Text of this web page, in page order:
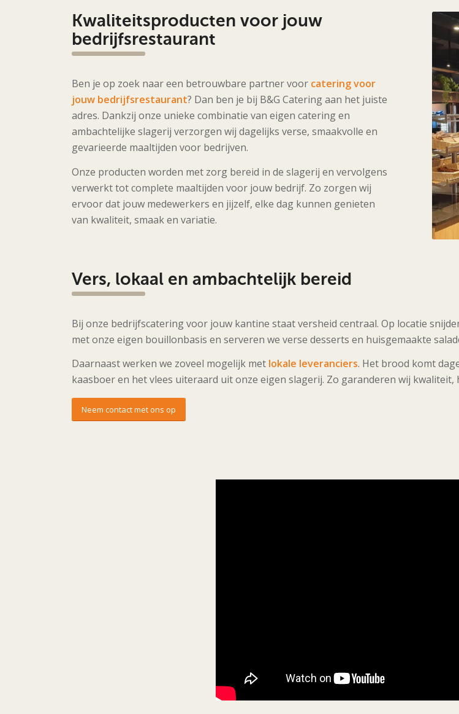
Kwaliteitsproducten voor jouw
bedrijfsrestaurant
Ben je op zoek naar een betrouwbare partner voor catering voor
jouw bedrijfsrestaurant? Dan ben je bij B&G Catering aan het juiste
adres. Dankzij onze unieke combinatie van eigen catering en
ambachtelijke slagerij verzorgen wij dagelijks verse, smaakvolle en
gevarieerde maaltijden voor bedrijven.
Onze producten worden met zorg bereid in de slagerij en vervolgens
verwerkt tot complete maaltijden voor jouw bedrijf. Zo zorgen wij
ervoor dat jouw medewerkers en jijzelf, elke dag kunnen genieten
van kwaliteit, smaak en variatie.
Vers, lokaal en ambachtelijk bereid
Bij onze bedrijfscatering voor jouw kantine staat versheid centraal. Op locatie
met onze eigen bouillonbasis en serveren we verse desserts en huisgemaakte
Daarnaast werken we zoveel mogelijk met lokale leveranciers. Het brood komt
kaasboer en het vlees uiteraard uit onze eigen slagerij. Zo garanderen wij kwaliteit,
Neem contact met ons op